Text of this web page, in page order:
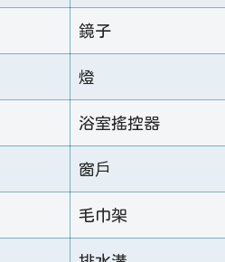
鏡子
燈
浴室搖控器
窗戶
毛巾架